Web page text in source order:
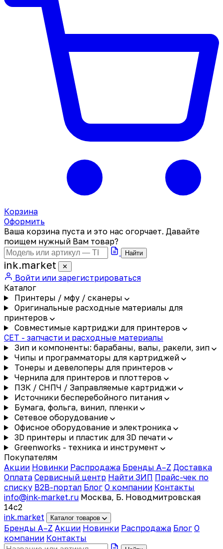
Корзина
Оформить
Ваша корзина пуста и это нас огорчает. Давайте
поищем нужный Вам товар?
Найти
ink.market ✕
Войти или зарегистрироваться
Каталог
Принтеры / мфу / сканеры
Оригинальные расходные материалы для
принтеров
Совместимые картриджи для принтеров
CET - запчасти и расходные материалы
Зип и компоненты: барабаны, валы, ракели, зип
Чипы и программаторы для картриджей
Тонеры и девелоперы для принтеров
Чернила для принтеров и плоттеров
ПЗК / СНПЧ / Заправляемые картриджи
Источники бесперебойного питания
Бумага, фольга, винил, пленки
Сетевое оборудование
Офисное оборудование и электроника
3D принтеры и пластик для 3D печати
Greenworks - техника и инструмент
Покупателям
Акции Новинки Распродажа Бренды A–Z Доставка
Оплата Сервисный центр Найти ЗИП Прайс-чек по
списку B2B-портал Блог О компании Контакты
info@ink-market.ru Москва, Б. Новодмитровская
14с2
ink.market Каталог товаров
Бренды A–Z Акции Новинки Распродажа Блог О
компании Контакты